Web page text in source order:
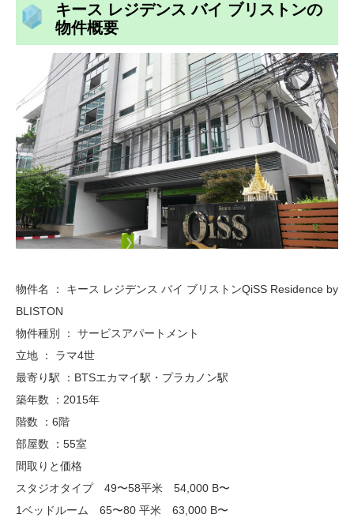
キース レジデンス バイ ブリストンの
物件概要
物件名 ： キース レジデンス バイ ブリストンQiSS Residence by
BLISTON
物件種別 ： サービスアパートメント
立地 ： ラマ4世
最寄り駅 ：BTSエカマイ駅・プラカノン駅
築年数 ：2015年
階数 ：6階
部屋数 ：55室
間取りと価格
スタジオタイプ 49〜58平米 54,000 B〜
1ベッドルーム 65〜80 平米 63,000 B〜